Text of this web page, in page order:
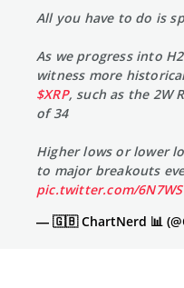
All you have to do is
As we progress into
witness more
$XRP, such as the 2W
of 34
Higher lows or lower
to major breakouts
pic.twitter.com/
— 🇬🇧 ChartNerd 📊